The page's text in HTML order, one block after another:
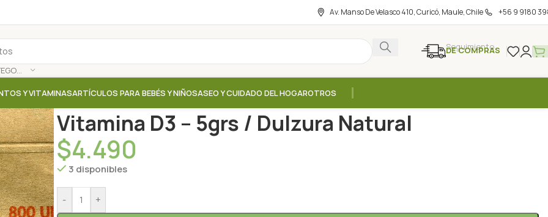
Av. Manso De Velasco 410, Curicó, Maule, Chile +56 9 9180
SELECCIONAR CATEGORÍA
Seguimiento
DE COMPRAS
Y VITAMINASARTÍCULOS PARA BEBÉS Y NIÑOSASEO Y CUIDADO DEL HOGAROTROS
Vitamina D3 – 5grs / Dulzura Natural
$4.490
3 disponibles
- +